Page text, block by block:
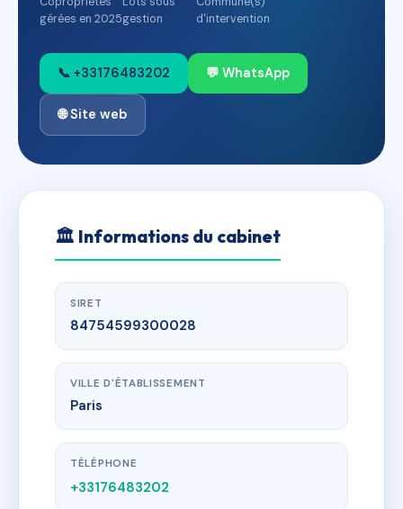
gérées en 2025gestion
d'intervention
📞 +33176483202 💬 WhatsApp
🌐 Site web
🏛 Informations du cabinet
SIRET
84754599300028
VILLE D'ÉTABLISSEMENT
Paris
TÉLÉPHONE
+33176483202